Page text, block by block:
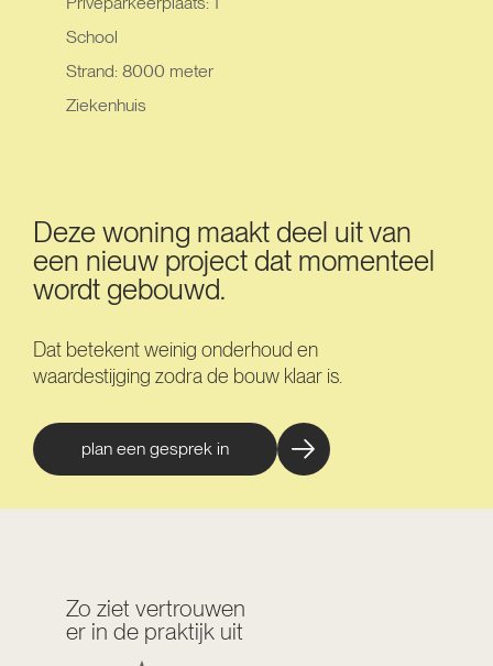
School
Strand: 8000 meter
Ziekenhuis
Deze woning maakt deel uit van
een nieuw project dat momenteel
wordt gebouwd.
Dat betekent weinig onderhoud en
waardestijging zodra de bouw klaar is.
plan een gesprek in
Zo ziet vertrouwen
er in de praktijk uit